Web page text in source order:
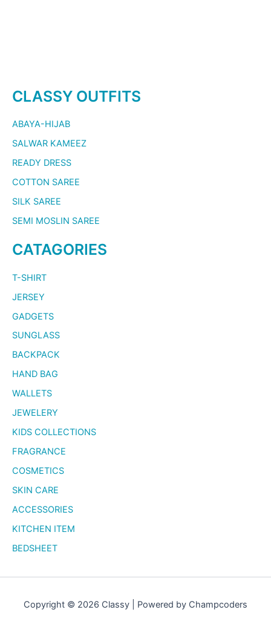
CLASSY OUTFITS
ABAYA-HIJAB
SALWAR KAMEEZ
READY DRESS
COTTON SAREE
SILK SAREE
SEMI MOSLIN SAREE
CATAGORIES
T-SHIRT
JERSEY
GADGETS
SUNGLASS
BACKPACK
HAND BAG
WALLETS
JEWELERY
KIDS COLLECTIONS
FRAGRANCE
COSMETICS
SKIN CARE
ACCESSORIES
KITCHEN ITEM
BEDSHEET
Copyright © 2026 Classy | Powered by Champcoders